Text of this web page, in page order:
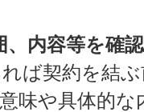
、内容等を確
ば契約を結ぶ
味や具体的